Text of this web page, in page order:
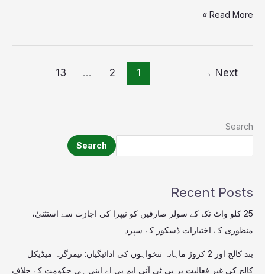
Read More »
1
2
…
13 Next
→
Search
Search
Recent Posts
25 کلو واٹ تک کے سولر صارفین کو نیپرا کی اجازت سے استثنیٰ،
منظوری کے اختیارات ڈسکوز کے سپرد
بند کالج اور 2 کروڑ ماہانہ تنخواہوں کی ادائیگیاں: تیمرگرہ میڈیکل
کالج کی غیر فعالیت پر پی ٹی آئی ایم پی اے اپنی ہی حکومت کے خلاف